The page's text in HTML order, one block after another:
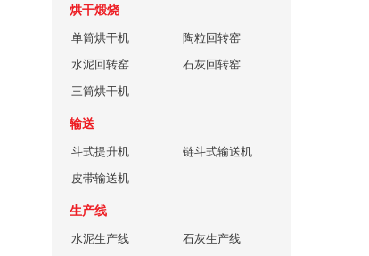
烘干煅烧
单筒烘干机
陶粒回转窑
水泥回转窑
石灰回转窑
三筒烘干机
输送
斗式提升机
链斗式输送机
皮带输送机
生产线
水泥生产线
石灰生产线